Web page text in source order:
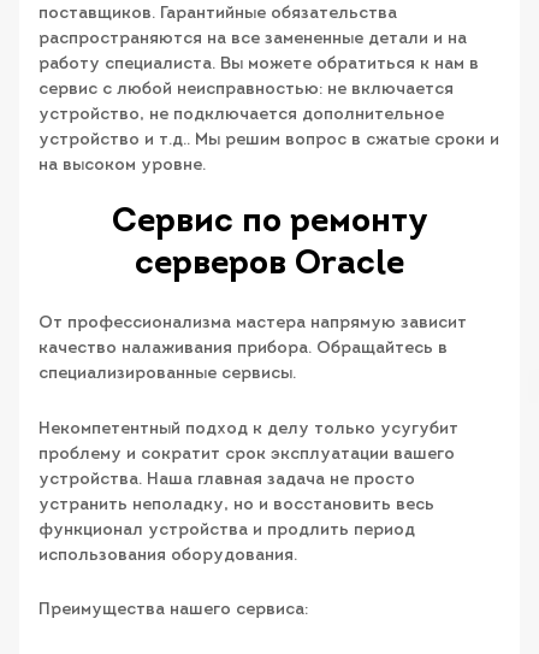
поставщиков. Гарантийные обязательства
распространяются на все замененные детали и на
работу специалиста. Вы можете обратиться к нам в
сервис с любой неисправностью: не включается
устройство, не подключается дополнительное
устройство и т.д.. Мы решим вопрос в сжатые сроки и
на высоком уровне.
Сервис по ремонту
серверов Oracle
От профессионализма мастера напрямую зависит
качество налаживания прибора. Обращайтесь в
специализированные сервисы.
Некомпетентный подход к делу только усугубит
проблему и сократит срок эксплуатации вашего
устройства. Наша главная задача не просто
устранить неполадку, но и восстановить весь
функционал устройства и продлить период
использования оборудования.
Преимущества нашего сервиса: